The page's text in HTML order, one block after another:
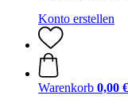
Konto erstellen
Warenkorb 0,00 €